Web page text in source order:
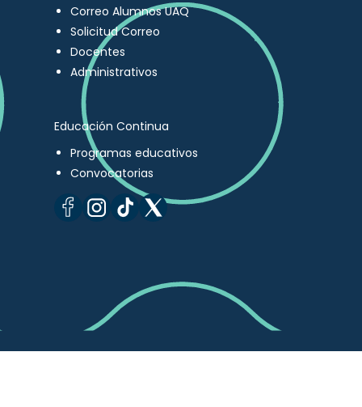
Correo Alumnos UAQ
Solicitud Correo
Docentes
Administrativos
Educación Continua
Programas educativos
Convocatorias